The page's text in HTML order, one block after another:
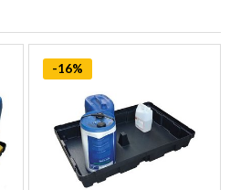
-16%